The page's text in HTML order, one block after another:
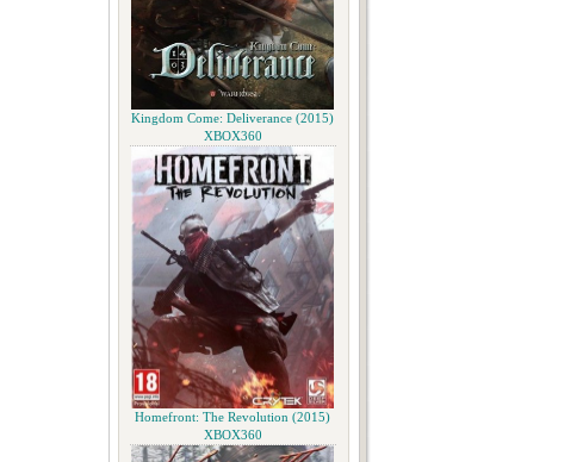
Kingdom Come: Deliverance (2015)
XBOX360
Homefront: The Revolution (2015)
XBOX360